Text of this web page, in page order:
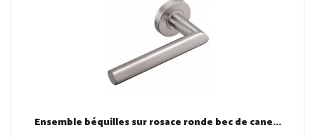
Ensemble béquilles sur rosace ronde bec de cane...